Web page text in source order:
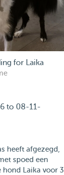
for Laika
to 08-11-
heeft afgezegd,
spoed een
hond Laika voor 3